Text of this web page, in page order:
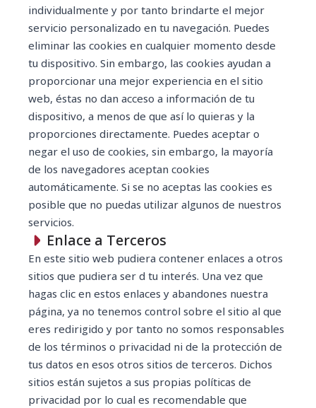
individualmente y por tanto brindarte el mejor
servicio personalizado en tu navegación. Puedes
eliminar las cookies en cualquier momento desde
tu dispositivo. Sin embargo, las cookies ayudan a
proporcionar una mejor experiencia en el sitio
web, éstas no dan acceso a información de tu
dispositivo, a menos de que así lo quieras y la
proporciones directamente. Puedes aceptar o
negar el uso de cookies, sin embargo, la mayoría
de los navegadores aceptan cookies
automáticamente. Si se no aceptas las cookies es
posible que no puedas utilizar algunos de nuestros
servicios.
Enlace a Terceros
En este sitio web pudiera contener enlaces a otros
sitios que pudiera ser d tu interés. Una vez que
hagas clic en estos enlaces y abandones nuestra
página, ya no tenemos control sobre el sitio al que
eres redirigido y por tanto no somos responsables
de los términos o privacidad ni de la protección de
tus datos en esos otros sitios de terceros. Dichos
sitios están sujetos a sus propias políticas de
privacidad por lo cual es recomendable que